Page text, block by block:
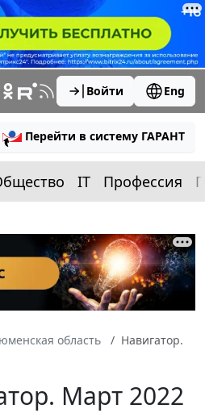
Войти Eng
Перейти в систему ГАРАНТ
IT Профессия
область
Навигатор.
Март 2022